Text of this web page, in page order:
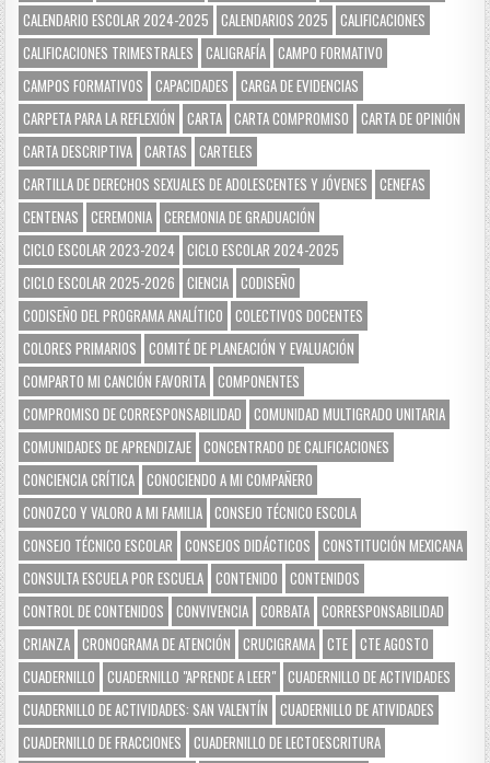
CALENDARIO ESCOLAR 2024-2025
CALENDARIOS 2025
CALIFICACIONES
CALIFICACIONES TRIMESTRALES
CALIGRAFÍA CAMPO FORMATIVO
CAMPOS FORMATIVOS
CAPACIDADES
CARGA DE EVIDENCIAS
CARPETA PARA LA REFLEXIÓN
CARTA CARTA COMPROMISO
CARTA DE OPINIÓN
CARTA DESCRIPTIVA CARTAS
CARTELES
CARTILLA DE DERECHOS SEXUALES DE ADOLESCENTES Y JÓVENES
CENEFAS
CENTENAS
CEREMONIA CEREMONIA DE GRADUACIÓN
CICLO ESCOLAR 2023-2024
CICLO ESCOLAR 2024-2025
CICLO ESCOLAR 2025-2026
CIENCIA CODISEÑO
CODISEÑO DEL PROGRAMA ANALÍTICO
COLECTIVOS DOCENTES
COLORES PRIMARIOS
COMITÉ DE PLANEACIÓN Y EVALUACIÓN
COMPARTO MI CANCIÓN FAVORITA COMPONENTES
COMPROMISO DE CORRESPONSABILIDAD
COMUNIDAD MULTIGRADO UNITARIA
COMUNIDADES DE APRENDIZAJE CONCENTRADO DE CALIFICACIONES
CONCIENCIA CRÍTICA CONOCIENDO A MI COMPAÑERO
CONOZCO Y VALORO A MI FAMILIA CONSEJO TÉCNICO ESCOLA
CONSEJO TÉCNICO ESCOLAR
CONSEJOS DIDÁCTICOS
CONSTITUCIÓN MEXICANA
CONSULTA ESCUELA POR ESCUELA CONTENIDO
CONTENIDOS
CONTROL DE CONTENIDOS
CONVIVENCIA CORBATA CORRESPONSABILIDAD
CRIANZA CRONOGRAMA DE ATENCIÓN CRUCIGRAMA CTE CTE AGOSTO
CUADERNILLO
CUADERNILLO "APRENDE A LEER" CUADERNILLO DE ACTIVIDADES
CUADERNILLO DE ACTIVIDADES: SAN VALENTÍN
CUADERNILLO DE ATIVIDADES
CUADERNILLO DE FRACCIONES
CUADERNILLO DE LECTOESCRITURA